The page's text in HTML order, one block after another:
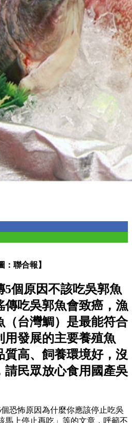
：聯合報】
個原因不該吃吳郭魚
傳吃吳郭魚會致癌，漁
（台灣鯛）是最能符合
用發展的主要養殖魚
質高、飼養環境好，沒
請民眾放心食用國產吳
恐怖原因為什麼你應該停止吃吳
馬上停止再吃」等的文章，呼籲不